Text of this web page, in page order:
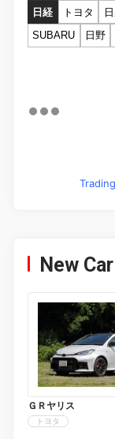
日経 トヨタ
SUBARU
日野
New Car
ＧＲヤリス
トヨタ